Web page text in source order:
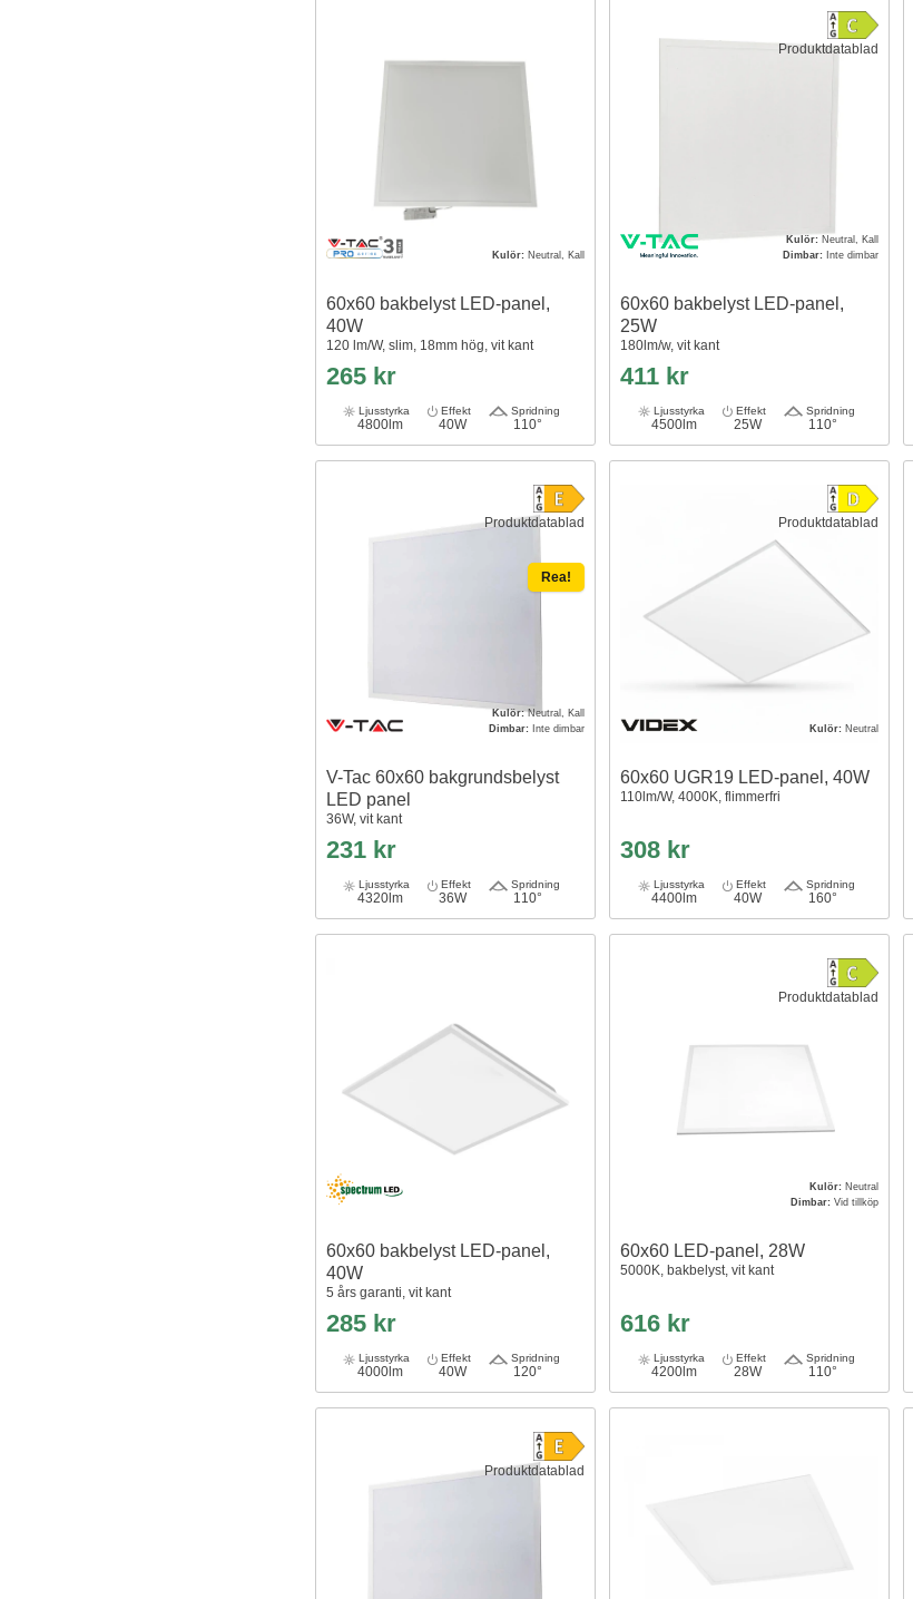
Kulör:Neutral, Kall
60x60 bakbelyst LED-panel,
40W
120 lm/W, slim, 18mm hög, vit kant
265 kr
Ljusstyrka
4800lm
Effekt
40W
Spridning
110°
Produktdatablad
Kulör:Neutral, Kall
Dimbar:Inte dimbar
60x60 bakbelyst LED-panel,
25W
180lm/w, vit kant
411 kr
Ljusstyrka
4500lm
Effekt
25W
Spridning
110°
Produktdatablad
Kulör:Neutral, Kall
Dimbar:Inte dimbar
Rea!
V-Tac 60x60 bakgrundsbelyst
LED panel
36W, vit kant
231 kr
Ljusstyrka
4320lm
Effekt
36W
Spridning
110°
Produktdatablad
Kulör:Neutral
60x60 UGR19 LED-panel, 40W
110lm/W, 4000K, flimmerfri
308 kr
Ljusstyrka
4400lm
Effekt
40W
Spridning
160°
60x60 bakbelyst LED-panel,
40W
5 års garanti, vit kant
285 kr
Ljusstyrka
4000lm
Effekt
40W
Spridning
120°
Produktdatablad
Kulör: Neutral
Dimbar:Vid tillköp
60x60 LED-panel, 28W
5000K, bakbelyst, vit kant
616 kr
Ljusstyrka
4200lm
Effekt
28W
Spridning
110°
Produktdatablad